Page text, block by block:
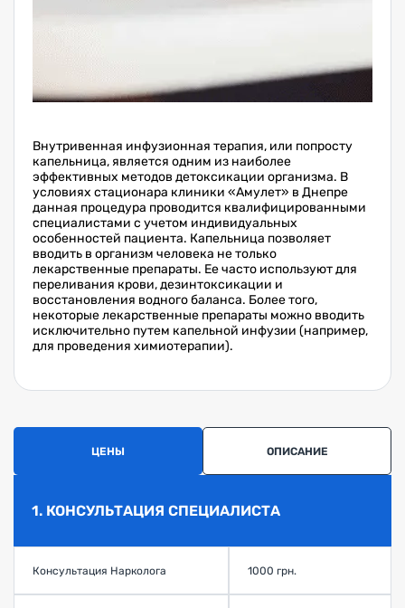
Внутривенная инфузионная терапия, или попросту
капельница, является одним из наиболее
эффективных методов детоксикации организма. В
условиях стационара клиники «Амулет» в Днепре
данная процедура проводится квалифицированными
специалистами с учетом индивидуальных
особенностей пациента. Капельница позволяет
вводить в организм человека не только
лекарственные препараты. Ее часто используют для
переливания крови, дезинтоксикации и
восстановления водного баланса. Более того,
некоторые лекарственные препараты можно вводить
исключительно путем капельной инфузии (например,
для проведения химиотерапии).
ЦЕНЫ ОПИСАНИЕ
1. КОНСУЛЬТАЦИЯ СПЕЦИАЛИСТА
Консультация Нарколога 1000 грн.